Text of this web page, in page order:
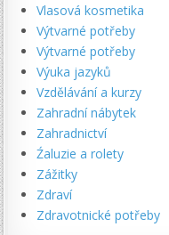
Vlasová kosmetika
Výtvarné potřeby
Výtvarné potřeby
Výuka jazyků
Vzdělávání a kurzy
Zahradní nábytek
Zahradnictví
Źaluzie a rolety
Zážitky
Zdraví
Zdravotnické potřeby